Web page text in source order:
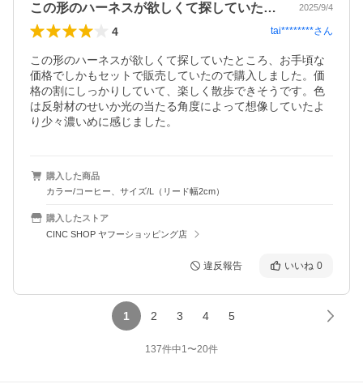
この形のハーネスが欲しくて探していたと… 2025/9/4
4 tai********さん
この形のハーネスが欲しくて探していたところ、お手頃な
価格でしかもセットで販売していたので購入しました。価
格の割にしっかりしていて、楽しく散歩できそうです。色
は反射材のせいか光の当たる角度によって想像していたよ
り少々濃いめに感じました。
購入した商品
カラー/コーヒー、サイズ/L（リード幅2cm）
購入したストア
CINC SHOP ヤフーショッピング店
違反報告 いいね 0
1 2 3 4 5
137件中1〜20件